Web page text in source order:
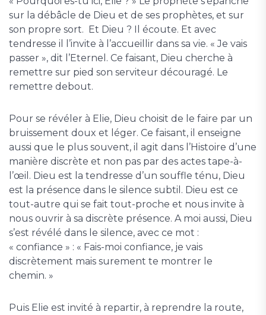
sur la débâcle de Dieu et de ses prophètes, et sur
son propre sort. Et Dieu ? Il écoute. Et avec
tendresse il l’invite à l’accueillir dans sa vie. « Je vais
passer », dit l’Eternel. Ce faisant, Dieu cherche à
remettre sur pied son serviteur découragé. Le
remettre debout.
Pour se révéler à Elie, Dieu choisit de le faire par un
bruissement doux et léger. Ce faisant, il enseigne
aussi que le plus souvent, il agit dans l’Histoire d’une
manière discrète et non pas par des actes tape-à-
l’œil. Dieu est la tendresse d’un souffle ténu, Dieu
est la présence dans le silence subtil. Dieu est ce
tout-autre qui se fait tout-proche et nous invite à
nous ouvrir à sa discrète présence. A moi aussi, Dieu
s’est révélé dans le silence, avec ce mot :
« confiance » : « Fais-moi confiance, je vais
discrètement mais surement te montrer le
chemin. »
Puis Elie est invité à repartir, à reprendre la route,